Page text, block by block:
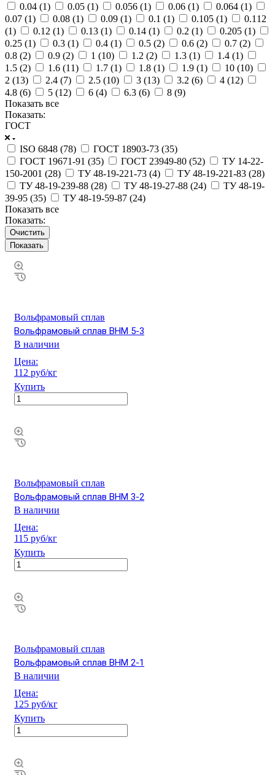
0.04 (1) 0.05 (1) 0.056 (1) 0.06 (1) 0.064 (1)
0.07 (1) 0.08 (1) 0.09 (1) 0.1 (1) 0.105 (1)
0.112
(1) 0.12 (1) 0.13 (1) 0.14 (1) 0.2 (1) 0.205 (1)
0.25 (1) 0.3 (1) 0.4 (1) 0.5 (2) 0.6 (2) 0.7 (2)
0.8 (2) 0.9 (2) 1 (10) 1.2 (2) 1.3 (1) 1.4 (1)
1.5 (2) 1.6 (11) 1.7 (1) 1.8 (1) 1.9 (1) 10 (10)
2 (13) 2.4 (7) 2.5 (10) 3 (13) 3.2 (6) 4 (12)
4.8 (6) 5 (12) 6 (4) 6.3 (6) 8 (9)
Показать все
Показать:
ГОСТ
ISO 6848 (78) ГОСТ 18903-73 (35)
ГОСТ 19671-91 (35) ГОСТ 23949-80 (52)
ТУ 14-22-
150-2001 (28) ТУ 48-19-221-73 (4) ТУ 48-19-221-83 (28)
ТУ 48-19-239-88 (28) ТУ 48-19-27-88 (24)
ТУ 48-19-
39-95 (35) ТУ 48-19-59-87 (24)
Показать все
Показать:
Очистить
Вольфрамовый сплав
Вольфрамовый сплав ВНМ 5-3
В наличии
Цена:
112 руб/кг
Купить
Вольфрамовый сплав
Вольфрамовый сплав ВНМ 3-2
В наличии
Цена:
115 руб/кг
Купить
Вольфрамовый сплав
Вольфрамовый сплав ВНМ 2-1
В наличии
Цена:
125 руб/кг
Купить